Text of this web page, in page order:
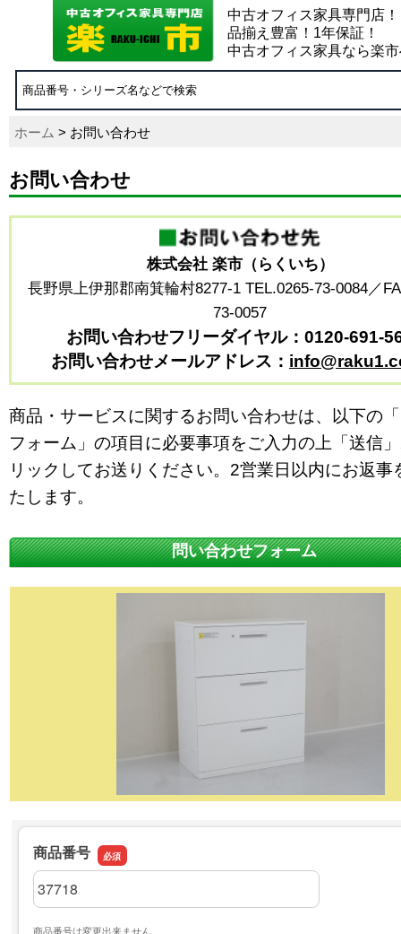
中古オフィス家具専門店！
品揃え豊富！1年保証！
中古オフィス家具なら楽
ホーム > お問い合わせ
お問い合わせ
株式会社 楽市（らくいち）
長野県上伊那郡南箕輪村8277-1 TEL.0265-73-0084／
73-0057
お問い合わせフリーダイヤル：0120-691-
お問い合わせメールアドレス：
商品・サービスに関するお問い合わせは、以下の
フォーム」の項目に必要事項をご入力の上「送信
リックしてお送りください。2営業日以内にお返事
たします。
問い合わせフォーム